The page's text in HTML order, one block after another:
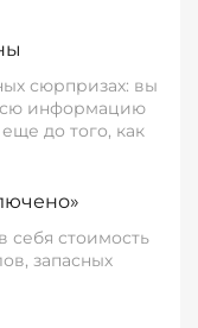
сюрпризах: вы
информацию
до того, как
себя стоимость
запасных